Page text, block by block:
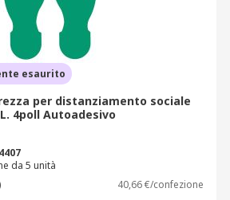
esaurito
per distanziamento sociale
4poll Autoadesivo
da 5 unità
40,66 €/confezione